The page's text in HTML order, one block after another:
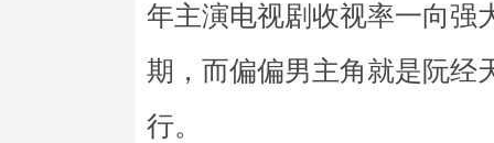
年主演电视剧收视率一向强
期，而偏偏男主角就是阮经
行。